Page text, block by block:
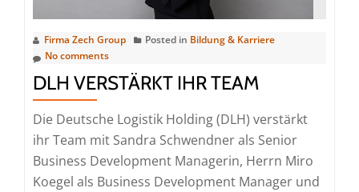
Firma Zech Group Posted in Bildung & Karriere
No comments
DLH VERSTÄRKT IHR TEAM
Die Deutsche Logistik Holding (DLH) verstärkt
ihr Team mit Sandra Schwendner als Senior
Business Development Managerin, Herrn Miro
Koegel als Business Development Manager und